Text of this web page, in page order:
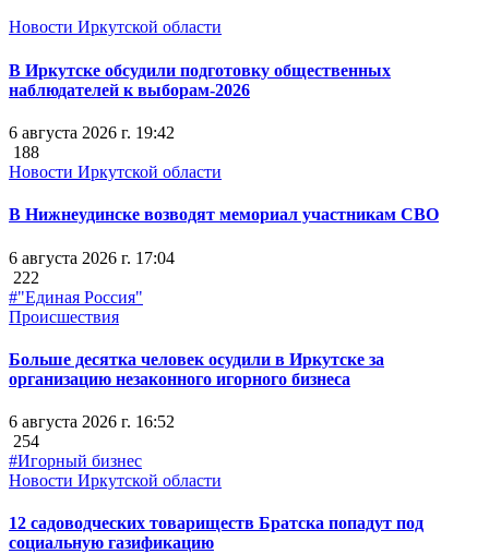
Новости Иркутской области
В Иркутске обсудили подготовку общественных
наблюдателей к выборам-2026
6 августа 2026 г. 19:42
188
Новости Иркутской области
В Нижнеудинске возводят мемориал участникам СВО
6 августа 2026 г. 17:04
222
#"Единая Россия"
Происшествия
Больше десятка человек осудили в Иркутске за
организацию незаконного игорного бизнеса
6 августа 2026 г. 16:52
254
#Игорный бизнес
Новости Иркутской области
12 садоводческих товариществ Братска попадут под
социальную газификацию